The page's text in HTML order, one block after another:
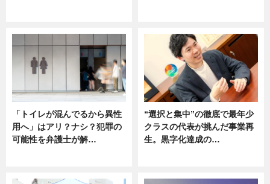
「トイレが混んでるから異性
用へ」はアリ？ナシ？犯罪の
可能性を弁護士が解…
“選択と集中”の徹底で最年少
クラスの代表が挑んだ事業再
生。黒字化達成の…